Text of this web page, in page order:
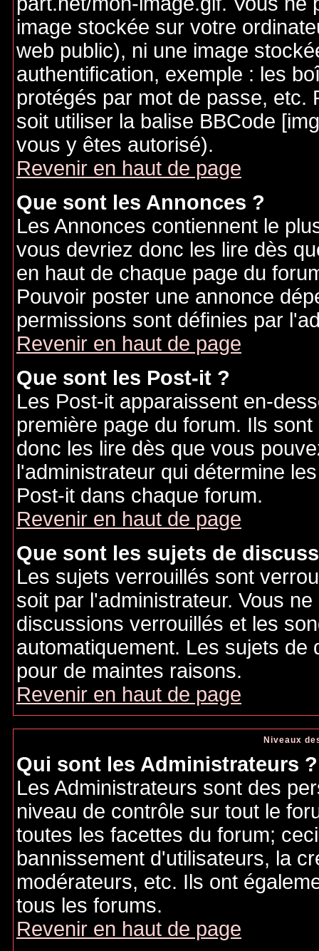
image stockée sur votre
web public), ni une image
authentification, exemple : les
protégés par mot de passe, etc.
soit utiliser la balise BBCode
vous y êtes autorisé).
Revenir en haut de page
Que sont les Annonces ?
Les Annonces contiennent le
vous devriez donc les lire dès
en haut de chaque page du
Pouvoir poster une annonce
permissions sont définies par
Revenir en haut de page
Que sont les Post-it ?
Les Post-it apparaissent en-
première page du forum. Ils
donc les lire dès que vous
l'administrateur qui détermine
Post-it dans chaque forum.
Revenir en haut de page
Que sont les sujets de
Les sujets verrouillés sont
soit par l'administrateur. Vous
discussions verrouillés et les
automatiquement. Les sujets
pour de maintes raisons.
Revenir en haut de page
Niveaux
Qui sont les Administrateurs ?
Les Administrateurs sont des
niveau de contrôle sur tout le
toutes les facettes du forum;
bannissement d'utilisateurs, la
modérateurs, etc. Ils ont
tous les forums.
Revenir en haut de page